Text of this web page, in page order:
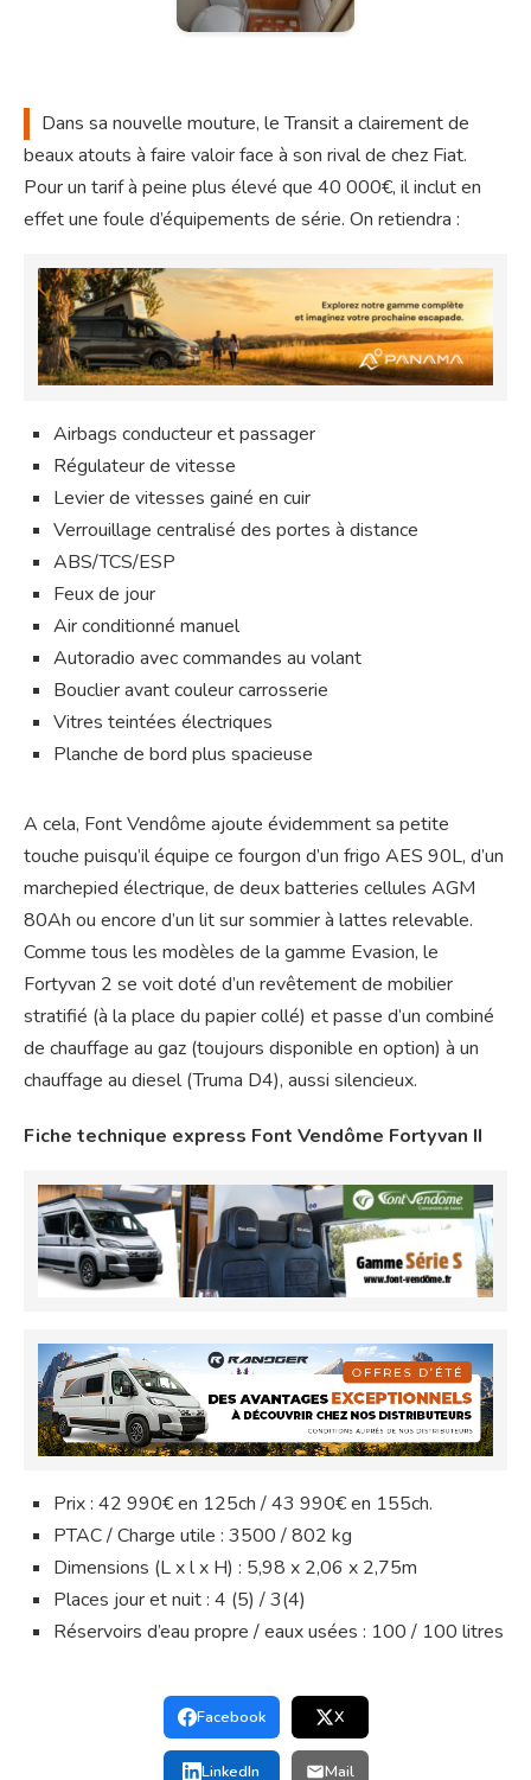
Dans sa nouvelle mouture, le Transit a clairement de
beaux atouts à faire valoir face à son rival de chez Fiat.
Pour un tarif à peine plus élevé que 40 000€, il inclut en
effet une foule d’équipements de série. On retiendra :
Airbags conducteur et passager
Régulateur de vitesse
Levier de vitesses gainé en cuir
Verrouillage centralisé des portes à distance
ABS/TCS/ESP
Feux de jour
Air conditionné manuel
Autoradio avec commandes au volant
Bouclier avant couleur carrosserie
Vitres teintées électriques
Planche de bord plus spacieuse
A cela, Font Vendôme ajoute évidemment sa petite
touche puisqu’il équipe ce fourgon d’un frigo AES 90L, d’un
marchepied électrique, de deux batteries cellules AGM
80Ah ou encore d’un lit sur sommier à lattes relevable.
Comme tous les modèles de la gamme Evasion, le
Fortyvan 2 se voit doté d’un revêtement de mobilier
stratifié (à la place du papier collé) et passe d’un combiné
de chauffage au gaz (toujours disponible en option) à un
chauffage au diesel (Truma D4), aussi silencieux.
Fiche technique express Font Vendôme Fortyvan II
Prix : 42 990€ en 125ch / 43 990€ en 155ch.
PTAC / Charge utile : 3500 / 802 kg
Dimensions (L x l x H) : 5,98 x 2,06 x 2,75m
Places jour et nuit : 4 (5) / 3(4)
Réservoirs d’eau propre / eaux usées : 100 / 100 litres
Facebook X
LinkedIn Mail